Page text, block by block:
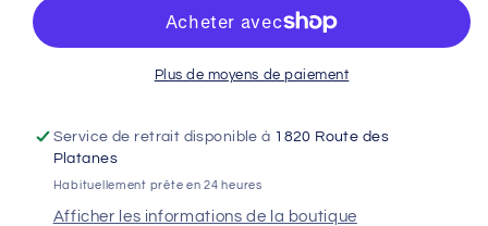
GRIP
RENTHAL
Works
Comfort
poignée
GRIP
RENTHAL
Works
Comfort
Plus de moyens de paiement
Service de retrait disponible à 1820 Route des
Platanes
Habituellement prête en 24 heures
Afficher les informations de la boutique